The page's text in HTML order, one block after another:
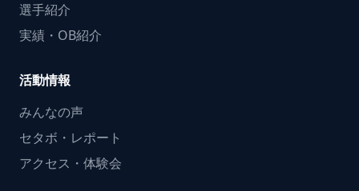
選手紹介
実績・OB紹介
活動情報
みんなの声
セタボ・レポート
アクセス・体験会